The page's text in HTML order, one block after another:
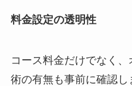
料金設定の透明性
コース料金だけでなく
術の有無も事前に確認